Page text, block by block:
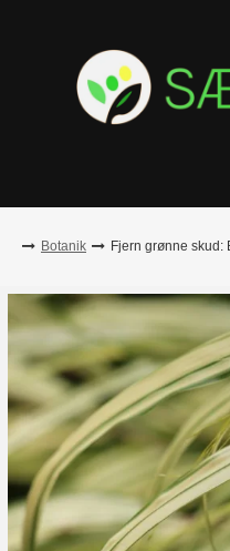
Botanik Fjern grønne skud: